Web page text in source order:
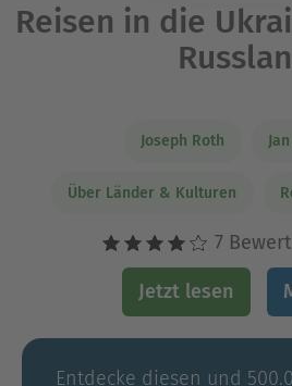
Reisen in die
Joseph Roth
Über Länder & Kulturen
7
Jetzt lesen
Entdecke diesen und